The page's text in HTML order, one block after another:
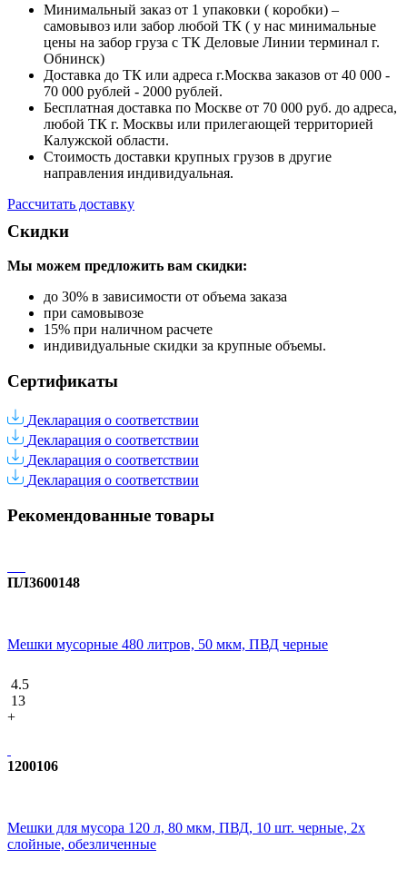
Минимальный заказ от 1 упаковки ( коробки) –
самовывоз или забор любой ТК ( у нас минимальные
цены на забор груза с ТК Деловые Линии терминал г.
Обнинск)
Доставка до ТК или адреса г.Москва заказов от 40 000 -
70 000 рублей - 2000 рублей.
Бесплатная доставка по Москве от 70 000 руб. до адреса,
любой ТК г. Москвы или прилегающей территорией
Калужской области.
Стоимость доставки крупных грузов в другие
направления индивидуальная.
Рассчитать доставку
Скидки
Мы можем предложить вам скидки:
до 30% в зависимости от объема заказа
при самовывозе
15% при наличном расчете
индивидуальные скидки за крупные объемы.
Сертификаты
Декларация о соответствии
Декларация о соответствии
Декларация о соответствии
Декларация о соответствии
Рекомендованные товары
ПЛ3600148
Мешки мусорные 480 литров, 50 мкм, ПВД черные
4.5
13
+
1200106
Мешки для мусора 120 л, 80 мкм, ПВД, 10 шт. черные, 2х
слойные, обезличенные